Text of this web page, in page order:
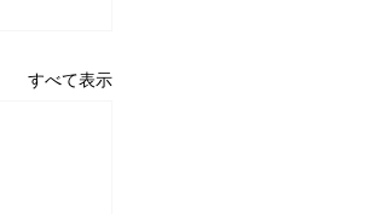
すべて表示